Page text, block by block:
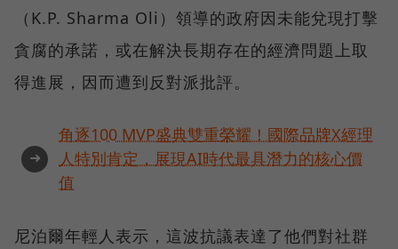
（K.P. Sharma Oli）領導的政府因未能兌現打擊
貪腐的承諾，或在解決長期存在的經濟問題上取
得進展，因而遭到反對派批評。
➜
角逐100 MVP盛典雙重榮耀！國際品牌X經理
人特別肯定，展現AI時代最具潛力的核心價
值
尼泊爾年輕人表示，這波抗議表達了他們對社群